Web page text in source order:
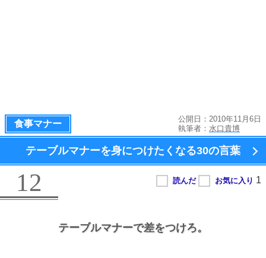
食事マナー
公開日：2010年11月6日
執筆者： 水口貴博
テーブルマナーを身につけたくなる30の言葉
12
テーブルマナーで差をつけろ。